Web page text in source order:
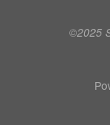
©2025